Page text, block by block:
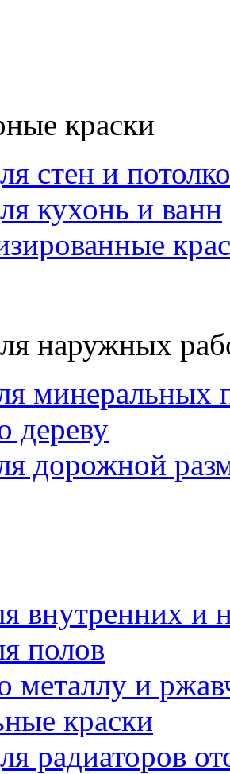
краски
стен и
кухонь и ванн
наружных
минеральных
дереву
дорожной
внутренних и
полов
металлу и
краски
радиаторов